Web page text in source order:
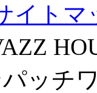
イトマ
パッチ